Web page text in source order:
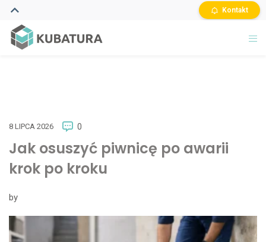
Kontakt
8 LIPCA 2026 0
Jak osuszyć piwnicę po awarii
krok po kroku
by